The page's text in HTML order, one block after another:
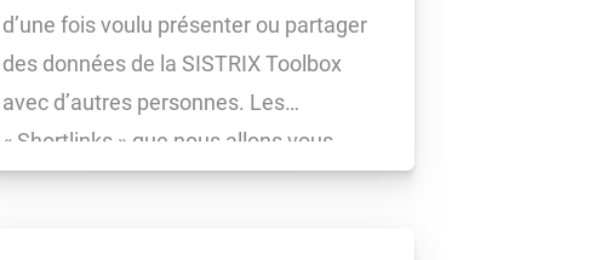
d’une fois voulu présenter ou partager
des données de la SISTRIX Toolbox
avec d’autres personnes. Les
« Shortlinks » que nous allons vous
présenter dans ce tutoriel, sont l’outil